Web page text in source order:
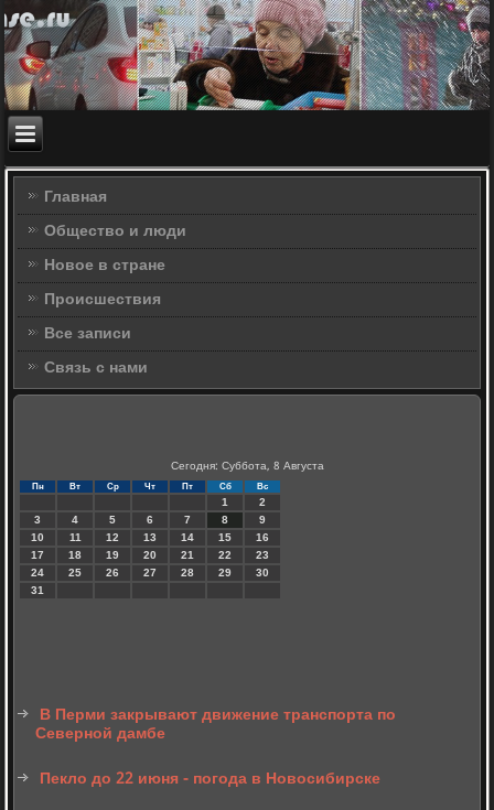
Главная
Общество и люди
Новое в стране
Происшествия
Все записи
Связь с нами
Сегодня: Суббота, 8 Августа
Пн Вт Ср Чт Пт Сб Вс
1
2
3
4 5 6 7 8
9
10
11 12 13 14 15
16
17
18 19 20 21 22
23
24
25 26 27 28 29
30
31
В Перми закрывают движение транспорта по
Северной дамбе
Пекло до 22 июня - погода в Новосибирске